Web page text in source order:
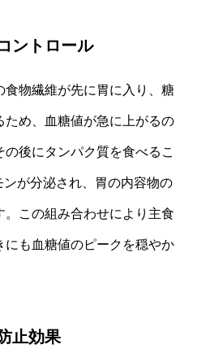
ントロール
食物繊維が先に胃に入り、糖
め、血糖値が急に上がるの
後にタンパク質を食べるこ
が分泌され、胃の内容物の
この組み合わせにより主食
にも血糖値のピークを穏やか
止効果